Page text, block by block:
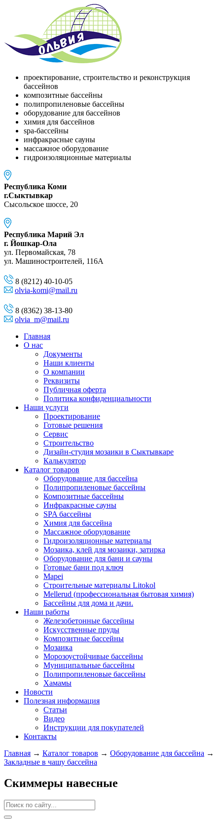
проектирование, строительство и реконструкция
бассейнов
композитные бассейны
полипропиленовые бассейны
оборудование для бассейнов
химия для бассейнов
spa-бассейны
инфракрасные сауны
массажное оборудование
гидроизоляционные материалы
Республика Коми
г.Сыктывкар
Сысольское шоссе, 20
Республика Марий Эл
г. Йошкар-Ола
ул. Первомайская, 78
ул. Машиностроителей, 116A
8 (8212) 40-10-05
olvia-komi@mail.ru
8 (8362) 38-13-80
olvia_m@mail.ru
Главная
О нас
Документы
Наши клиенты
О компании
Реквизиты
Публичная оферта
Политика конфиденциальности
Наши услуги
Проектирование
Готовые решения
Сервис
Строительство
Дизайн-студия мозаики в Сыктывкаре
Калькулятор
Каталог товаров
Оборудование для бассейна
Полипропиленовые бассейны
Композитные бассейны
Инфракрасные сауны
SPA бассейны
Химия для бассейна
Массажное оборудование
Гидроизоляционные материалы
Мозаика, клей для мозаики, затирка
Оборудование для бани и сауны
Готовые бани под ключ
Mapei
Строительные материалы Litokol
Mellerud (профессиональная бытовая химия)
Бассейны для дома и дачи.
Наши работы
Железобетонные бассейны
Искусственные пруды
Композитные бассейны
Мозаика
Морозоустойчивые бассейны
Муниципальные бассейны
Полипропиленовые бассейны
Хамамы
Новости
Полезная информация
Статьи
Видео
Инструкции для покупателей
Контакты
Главная → Каталог товаров → Оборудование для бассейна →
Закладные в чашу бассейна
Скиммеры навесные